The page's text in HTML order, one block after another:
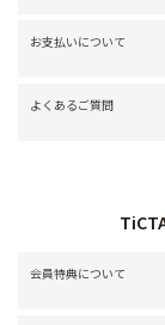
お支払いについて
よくあるご質問
会員特典について